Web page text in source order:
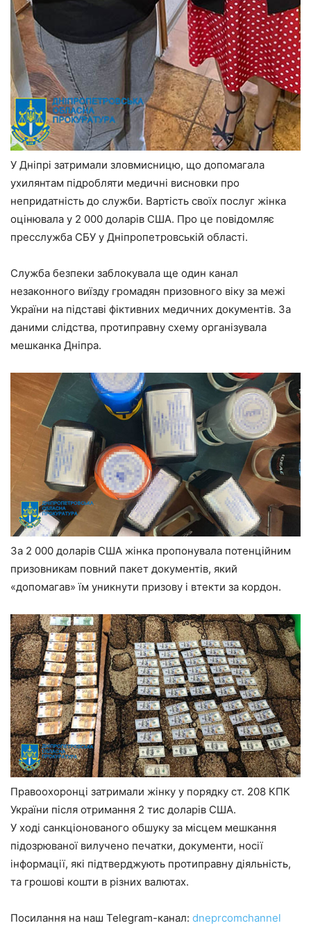
У Дніпрі затримали зловмисницю, що допомагала
ухилянтам підробляти медичні висновки про
непридатність до служби. Вартість своїх послуг жінка
оцінювала у 2 000 доларів США. Про це повідомляє
пресслужба СБУ у Дніпропетровській області.
Служба безпеки заблокувала ще один канал
незаконного виїзду громадян призовного віку за межі
України на підставі фіктивних медичних документів. За
даними слідства, протиправну схему організувала
мешканка Дніпра.
За 2 000 доларів США жінка пропонувала потенційним
призовникам повний пакет документів, який
«допомагав» їм уникнути призову і втекти за кордон.
Правоохоронці затримали жінку у порядку ст. 208 КПК
України після отримання 2 тис доларів США.
У ході санкціонованого обшуку за місцем мешкання
підозрюваної вилучено печатки, документи, носії
інформації, які підтверджують протиправну діяльність,
та грошові кошти в різних валютах.
Посилання на наш Telegram-канал: dneprcomchannel